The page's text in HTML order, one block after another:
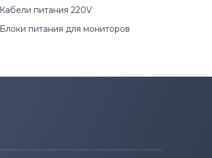
Кабели питания 220V
Блоки питания для мониторов